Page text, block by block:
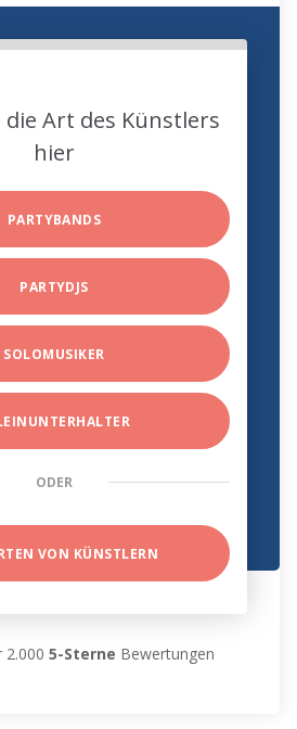
die Art des Künstlers
hier
PARTYBANDS
PARTYDJS
SOLOMUSIKER
ODER
VON KÜNSTLERN
2.0005-Sterne Bewertungen